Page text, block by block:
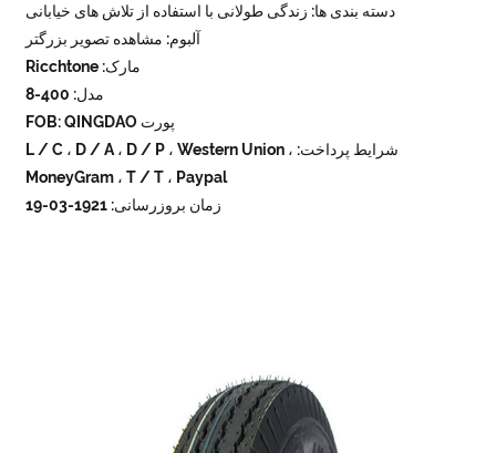
دسته بندی ها: زندگی طولانی با استفاده از تلاش های خیابانی
آلبوم: مشاهده تصویر بزرگتر
مارک: Ricchtone
مدل: 400-8
پورت FOB: QINGDAO
شرایط پرداخت: L / C ، D / A ، D / P ، Western Union ،
MoneyGram ، T / T ، Paypal
زمان بروزرسانی: 1921-03-19